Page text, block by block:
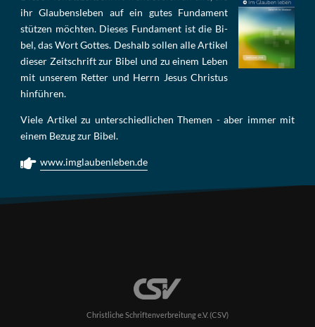
ihr Glau­bens­le­ben auf ein gu­tes Fun­da­ment
stüt­zen möch­ten. Die­ses Fun­da­ment ist die Bi­
bel, das Wort Got­tes. Des­halb sol­len al­le Ar­ti­kel
die­ser Zeit­schrift zur Bi­bel und zu ei­nem Le­ben
mit un­se­rem Ret­ter und Herrn Je­sus Chris­tus
hin­füh­ren.
Viele Artikel zu unterschiedlichen Themen - aber immer mit
einem Bezug zur Bibel.
www.imglaubenleben.de
Christliche Schriftenverbreitung e.V. (CSV)